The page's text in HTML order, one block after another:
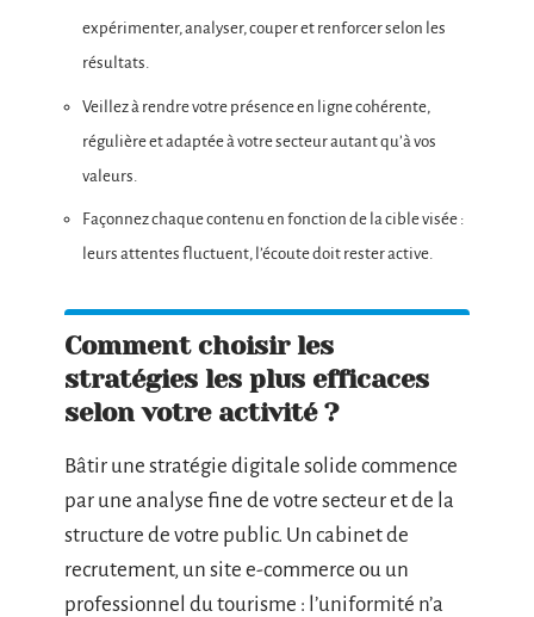
expérimenter, analyser, couper et renforcer selon les
résultats.
Veillez à rendre votre présence en ligne cohérente,
régulière et adaptée à votre secteur autant qu’à vos
valeurs.
Façonnez chaque contenu en fonction de la cible visée :
leurs attentes fluctuent, l’écoute doit rester active.
Comment choisir les
stratégies les plus efficaces
selon votre activité ?
Bâtir une stratégie digitale solide commence
par une analyse fine de votre secteur et de la
structure de votre public. Un cabinet de
recrutement, un site e-commerce ou un
professionnel du tourisme : l’uniformité n’a